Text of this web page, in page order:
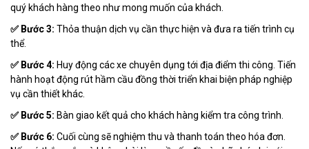
quý khách hàng theo như mong muốn của khách.
✅ Bước 3: Thỏa thuận dịch vụ cần thực hiện và đưa ra tiến trình cụ
thể.
✅ Bước 4: Huy động các xe chuyên dụng tới địa điểm thi công. Tiến
hành hoạt động rút hầm cầu đồng thời triển khai biện pháp nghiệp
vụ cần thiết khác.
✅ Bước 5: Bàn giao kết quả cho khách hàng kiểm tra công trình.
✅ Bước 6: Cuối cùng sẽ nghiệm thu và thanh toán theo hóa đơn.